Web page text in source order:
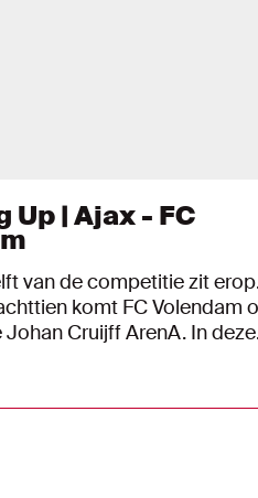
Up | Ajax - FC
van de competitie zit
komt FC Volendam
Johan Cruijff ArenA. In deze
quizvraag, de laatste
wedstrijd en het verhaal